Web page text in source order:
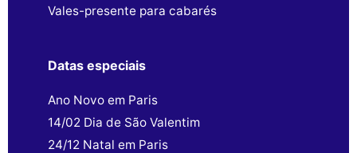
Vales-presente para cabarés
Datas especiais
Ano Novo em Paris
14/02 Dia de São Valentim
24/12 Natal em Paris